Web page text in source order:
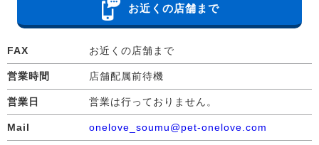
お近くの店舗まで
FAX お近くの店舗まで
営業時間 店舗配属前待機
営業日 営業は行っておりません。
Mail onelove_soumu@pet-onelove.com